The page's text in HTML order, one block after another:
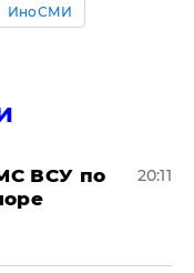
ИноСМИ
ВСУ по
20:11